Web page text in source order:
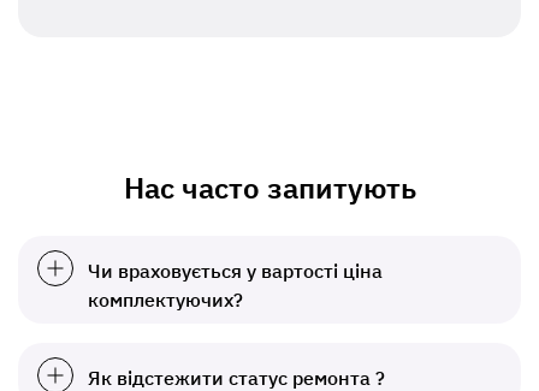
Нас часто запитують
Чи враховується у вартості ціна
комплектуючих?
Як відстежити статус ремонта ?